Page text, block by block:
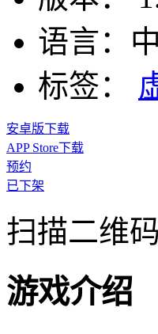
语言：
标签：
安卓版下载
APP Store下载
预约
已下架
扫描二维
游戏介绍